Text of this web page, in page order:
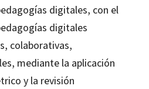
digitales, con el
digitales
colaborativas,
mediante la aplicación
y la revisión